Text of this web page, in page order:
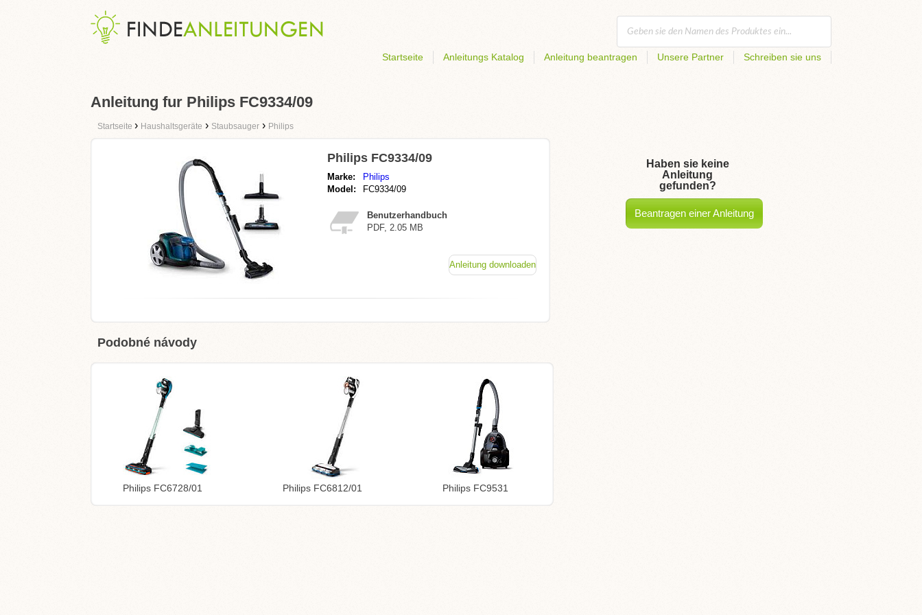
Startseite Anleitungs Katalog Anleitung beantragen Unsere Partner Schreiben sie uns
Anleitung fur Philips FC9334/09
Startseite › Haushaltsgeräte › Staubsauger › Philips
Philips FC9334/09
Marke:
Philips
Model:
FC9334/09
Benutzerhandbuch
PDF, 2.05 MB
Anleitung downloaden
Podobné návody
Philips FC6728/01 Philips FC6812/01 Philips FC9531
Haben sie keine
Anleitung
gefunden?
Beantragen einer Anleitung